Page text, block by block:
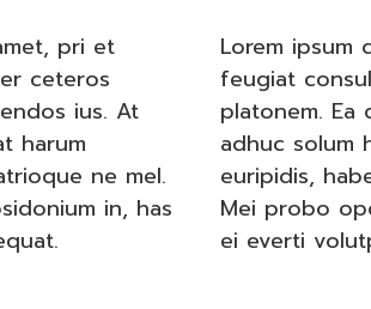
pri et
ceteros
ius. At
harum
ne mel.
in, has
Lorem ipsum
feugiat
platonem. Ea
adhuc solum
euripidis,
Mei probo
ei everti